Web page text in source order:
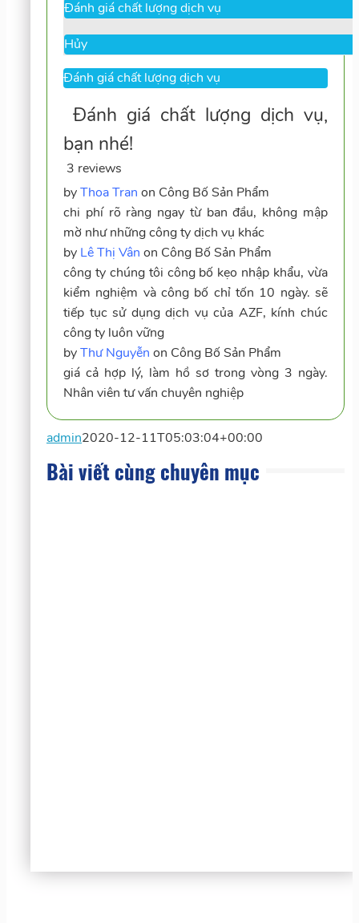
Hủy
3 reviews
byThoa Tran on Công Bố Sản Phẩm
chi phí rõ ràng ngay từ ban đầu, không mập
mờ như những công ty dịch vụ khác
by Lê Thị Vân on Công Bố Sản Phẩm
công ty chúng tôi công bố kẹo nhập khẩu, vừa
kiểm nghiệm và công bố chỉ tốn 10 ngày. sẽ
tiếp tục sử dụng dịch vụ của AZF, kính chúc
công ty luôn vững
byThư Nguyễn on Công Bố Sản Phẩm
giá cả hợp lý, làm hồ sơ trong vòng 3 ngày.
Nhân viên tư vấn chuyên nghiệp
admin2020-12-11T05:03:04+00:00
Bài viết cùng chuyên mục